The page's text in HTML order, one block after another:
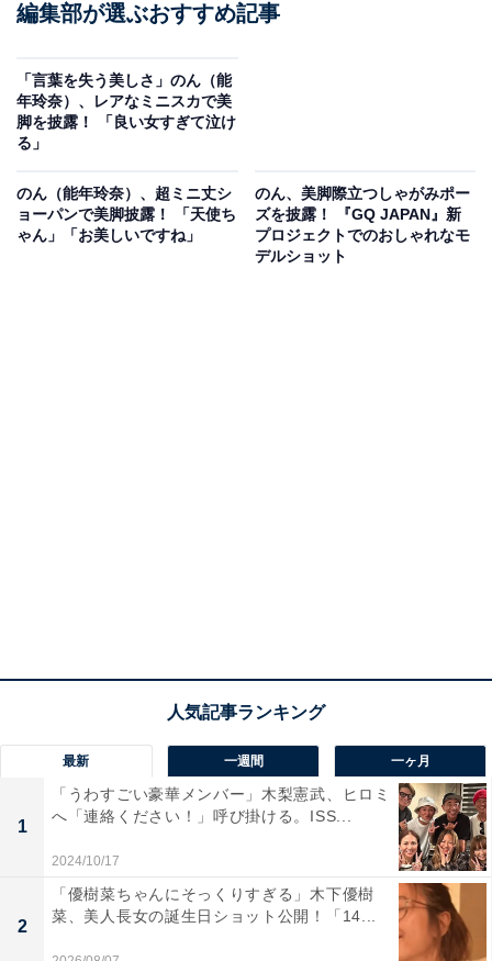
編集部が選ぶおすすめ記事
「言葉を失う美しさ」のん（能
年玲奈）、レアなミニスカで美
脚を披露！ 「良い女すぎて泣け
る」
のん（能年玲奈）、超ミニ丈シ
ョーパンで美脚披露！ 「天使ち
ゃん」「お美しいですね」
のん、美脚際立つしゃがみポー
ズを披露！ 『GQ JAPAN』新
プロジェクトでのおしゃれなモ
デルショット
最新 一週間 一ヶ月
1
「うわすごい豪華メンバー」木梨憲武、ヒロミ
へ「連絡ください！」呼び掛ける。ISS...
2024/10/17
2
「優樹菜ちゃんにそっくりすぎる」木下優樹
菜、美人長女の誕生日ショット公開！「14...